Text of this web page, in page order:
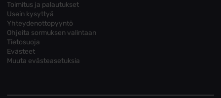
Toimitus ja palautukset
Usein kysyttyä
Yhteydenottopyyntö
Ohjeita sormuksen valintaan
Tietosuoja
Evästeet
Muuta evästeasetuksia